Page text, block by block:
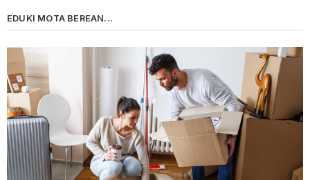
EDUKI MOTA BEREAN...